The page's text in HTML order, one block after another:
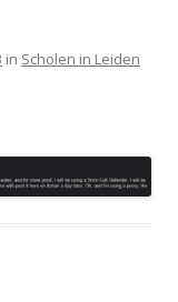
in Scholen in Leiden